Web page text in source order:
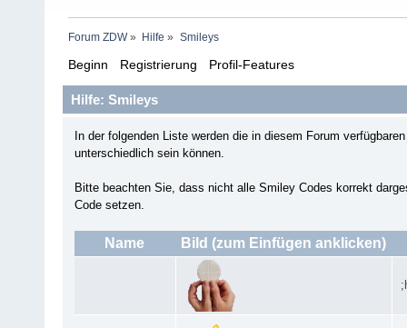
Forum ZDW» Hilfe » Smileys
Beginn Registrierung Profil-Features
Hilfe: Smileys
In der folgenden Liste werden die in diesem Forum
unterschiedlich sein können.
Bitte beachten Sie, dass nicht alle Smiley Codes korrekt
Code setzen.
Name Bild (zum Einfügen anklicken)